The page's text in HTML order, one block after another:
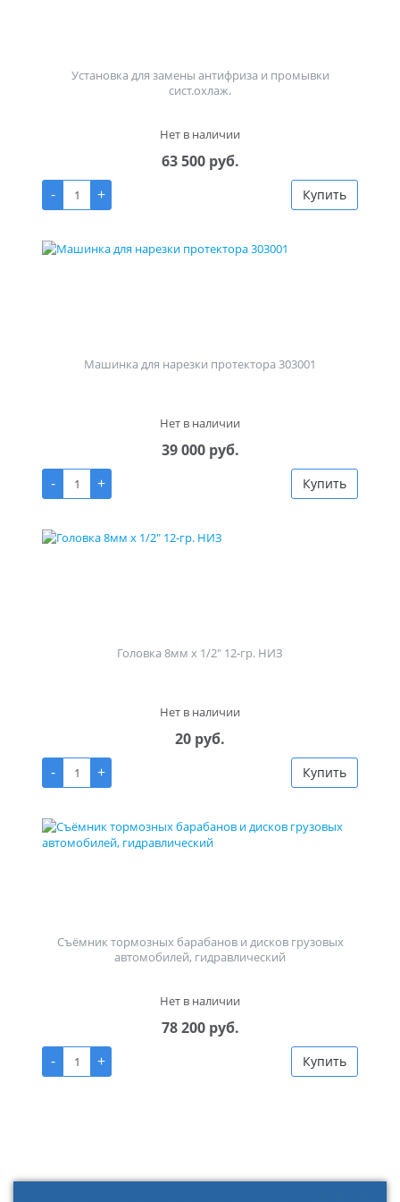
Установка для замены антифриза и промывки
сист.охлаж.
Нет в наличии
63 500 руб.
-
+ Купить
Машинка для нарезки протектора 303001
Нет в наличии
39 000 руб.
-
+ Купить
Головка 8мм х 1/2" 12-гр. НИЗ
Нет в наличии
20 руб.
-
+ Купить
Съёмник тормозных барабанов и дисков грузовых
автомобилей, гидравлический
Нет в наличии
78 200 руб.
-
+ Купить